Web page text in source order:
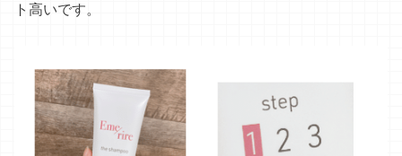
ト高いです。